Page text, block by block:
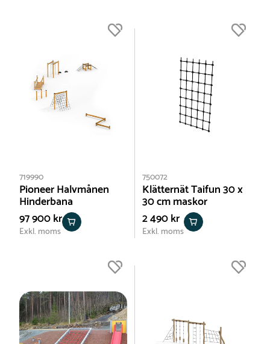
719990
Pioneer Halvmånen
Hinderbana
97 900 kr
Exkl. moms
750072
Klätternät Taifun 30 x
30 cm maskor
2 490 kr
Exkl. moms